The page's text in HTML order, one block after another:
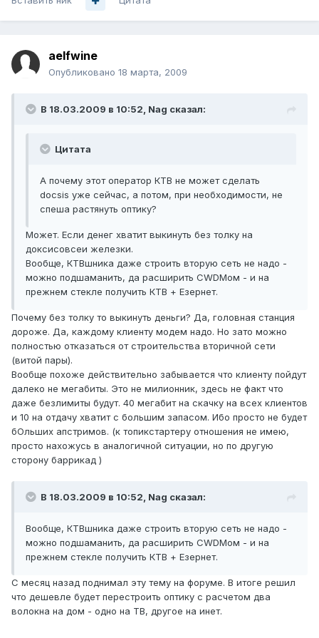
aelfwine
Опубликовано 18 марта, 2009
В 18.03.2009 в 10:52, Nag сказал:
Цитата
А почему этот оператор КТВ не может сделать
docsis уже сейчас, а потом, при необходимости, не
спеша растянуть оптику?
Может. Если денег хватит выкинуть без толку на
доксисовсеи железки.
Вообще, КТВшника даже строить вторую сеть не надо -
можно подшаманить, да расширить CWDMом - и на
прежнем стекле получить КТВ + Езернет.
Почему без толку то выкинуть деньги? Да, головная станция
дороже. Да, каждому клиенту модем надо. Но зато можно
полностью отказаться от строительства вторичной сети
(витой пары).
Вообще похоже действительно забывается что клиенту пойдут
далеко не мегабиты. Это не милионник, здесь не факт что
даже безлимиты будут. 40 мегабит на скачку на всех клиентов
и 10 на отдачу хватит с большим запасом. Ибо просто не будет
бОльших апстримов. (к топикстартеру отношения не имею,
просто нахожусь в аналогичной ситуации, но по другую
сторону баррикад )
В 18.03.2009 в 10:52, Nag сказал:
Вообще, КТВшника даже строить вторую сеть не надо -
можно подшаманить, да расширить CWDMом - и на
прежнем стекле получить КТВ + Езернет.
С месяц назад поднимал эту тему на форуме. В итоге решил
что дешевле будет перестроить оптику с расчетом два
волокна на дом - одно на ТВ, другое на инет.